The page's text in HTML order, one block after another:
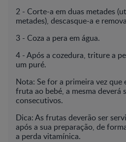
2 - Corte-a em duas metades
metades), descasque-a e
3 - Coza a pera em água.
4 - Após a cozedura, triture a
um puré.
Nota: Se for a primeira vez
fruta ao bebé, a mesma deverá
consecutivos.
Dica: As frutas deverão ser
após a sua preparação, de
a perda vitamínica.